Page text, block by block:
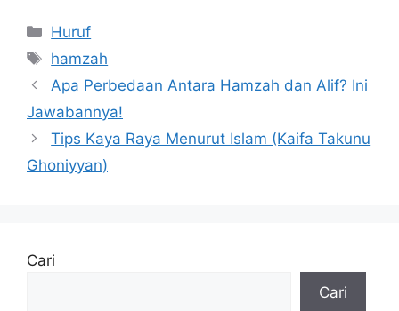
Kategori
Huruf
Tag
hamzah
Apa Perbedaan Antara Hamzah dan Alif? Ini
Jawabannya!
Tips Kaya Raya Menurut Islam (Kaifa Takunu
Ghoniyyan)
Cari
Cari